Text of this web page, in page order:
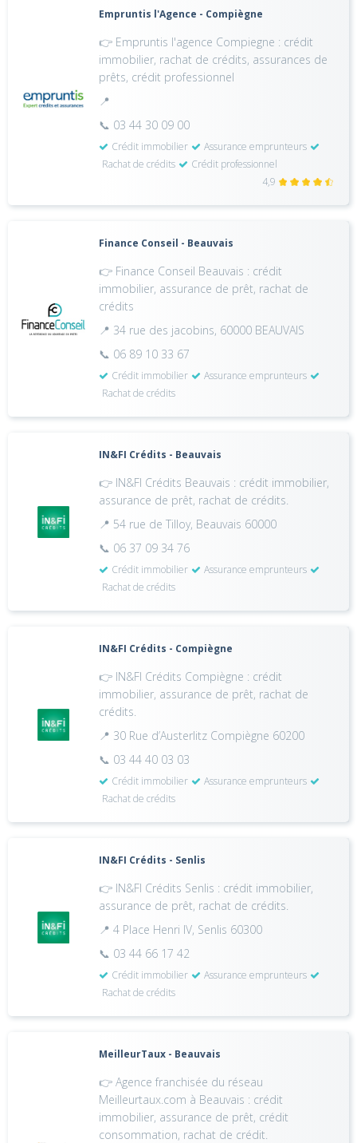
Empruntis l'Agence - Compiègne
👉 Empruntis l'agence Compiegne : crédit
immobilier, rachat de crédits, assurances de
prêts, crédit professionnel
📍
📞 03 44 30 09 00
Crédit immobilier
Assurance emprunteurs
Rachat de crédits
Crédit professionnel
4,9
Finance Conseil - Beauvais
👉 Finance Conseil Beauvais : crédit
immobilier, assurance de prêt, rachat de
crédits
📍 34 rue des jacobins, 60000 BEAUVAIS
📞 06 89 10 33 67
Crédit immobilier
Assurance emprunteurs
Rachat de crédits
IN&FI Crédits - Beauvais
👉 IN&FI Crédits Beauvais : crédit immobilier,
assurance de prêt, rachat de crédits.
📍 54 rue de Tilloy, Beauvais 60000
📞 06 37 09 34 76
Crédit immobilier
Assurance emprunteurs
Rachat de crédits
IN&FI Crédits - Compiègne
👉 IN&FI Crédits Compiègne : crédit
immobilier, assurance de prêt, rachat de
crédits.
📍 30 Rue d’Austerlitz Compiègne 60200
📞 03 44 40 03 03
Crédit immobilier
Assurance emprunteurs
Rachat de crédits
IN&FI Crédits - Senlis
👉 IN&FI Crédits Senlis : crédit immobilier,
assurance de prêt, rachat de crédits.
📍 4 Place Henri IV, Senlis 60300
📞 03 44 66 17 42
Crédit immobilier
Assurance emprunteurs
Rachat de crédits
MeilleurTaux - Beauvais
👉 Agence franchisée du réseau
Meilleurtaux.com à Beauvais : crédit
immobilier, assurance de prêt, crédit
consommation, rachat de crédit.